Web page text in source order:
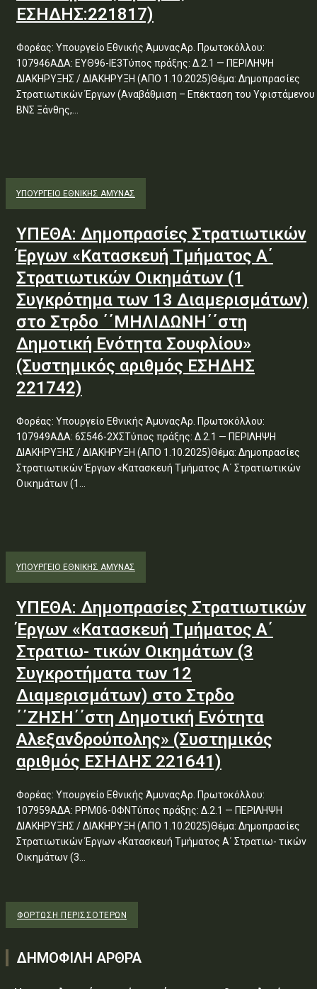
ΕΣΗΔΗΣ:221817)
Φορέας: Υπουργείο Εθνικής ΆμυναςΑρ. Πρωτοκόλλου:
107946ΑΔΑ: ΕΥΘ96-ΙΕ3Τύπος πράξης: Δ.2.1 — ΠΕΡΙΛΗΨΗ
ΔΙΑΚΗΡΥΞΗΣ / ΔΙΑΚΗΡΥΞΗ (ΑΠΟ 1.10.2025)Θέμα: Δημοπρασίες
Στρατιωτικών Έργων (Αναβάθμιση – Επέκταση του Υφιστάμενου
ΒΝΣ Ξάνθης,...
ΥΠΟΥΡΓΕΊΟ ΕΘΝΙΚΉΣ ΆΜΥΝΑΣ
ΥΠΕΘΑ: Δημοπρασίες Στρατιωτικών
Έργων «Κατασκευή Τμήματος Α΄
Στρατιωτικών Οικημάτων (1
Συγκρότημα των 13 Διαμερισμάτων)
στο Στρδο ΄΄ΜΗΛΙΔΩΝΗ΄΄στη
Δημοτική Ενότητα Σουφλίου»
(Συστημικός αριθμός ΕΣΗΔΗΣ
221742)
Φορέας: Υπουργείο Εθνικής ΆμυναςΑρ. Πρωτοκόλλου:
107949ΑΔΑ: 6Σ546-2ΧΣΤύπος πράξης: Δ.2.1 — ΠΕΡΙΛΗΨΗ
ΔΙΑΚΗΡΥΞΗΣ / ΔΙΑΚΗΡΥΞΗ (ΑΠΟ 1.10.2025)Θέμα: Δημοπρασίες
Στρατιωτικών Έργων «Κατασκευή Τμήματος Α΄ Στρατιωτικών
Οικημάτων (1...
ΥΠΟΥΡΓΕΊΟ ΕΘΝΙΚΉΣ ΆΜΥΝΑΣ
ΥΠΕΘΑ: Δημοπρασίες Στρατιωτικών
Έργων «Κατασκευή Τμήματος Α΄
Στρατιω- τικών Οικημάτων (3
Συγκροτήματα των 12
Διαμερισμάτων) στο Στρδο
΄΄ΖΗΣΗ΄΄στη Δημοτική Ενότητα
Αλεξανδρούπολης» (Συστημικός
αριθμός ΕΣΗΔΗΣ 221641)
Φορέας: Υπουργείο Εθνικής ΆμυναςΑρ. Πρωτοκόλλου:
107959ΑΔΑ: ΡΡΜ06-0ΦΝΤύπος πράξης: Δ.2.1 — ΠΕΡΙΛΗΨΗ
ΔΙΑΚΗΡΥΞΗΣ / ΔΙΑΚΗΡΥΞΗ (ΑΠΟ 1.10.2025)Θέμα: Δημοπρασίες
Στρατιωτικών Έργων «Κατασκευή Τμήματος Α΄ Στρατιω- τικών
Οικημάτων (3...
ΦΌΡΤΩΣΗ ΠΕΡΙΣΣΟΤΈΡΩΝ
ΔΗΜΟΦΙΛΗ ΑΡΘΡΑ